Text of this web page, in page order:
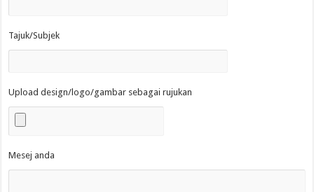
Tajuk/Subjek
Upload design/logo/gambar sebagai rujukan
Mesej anda